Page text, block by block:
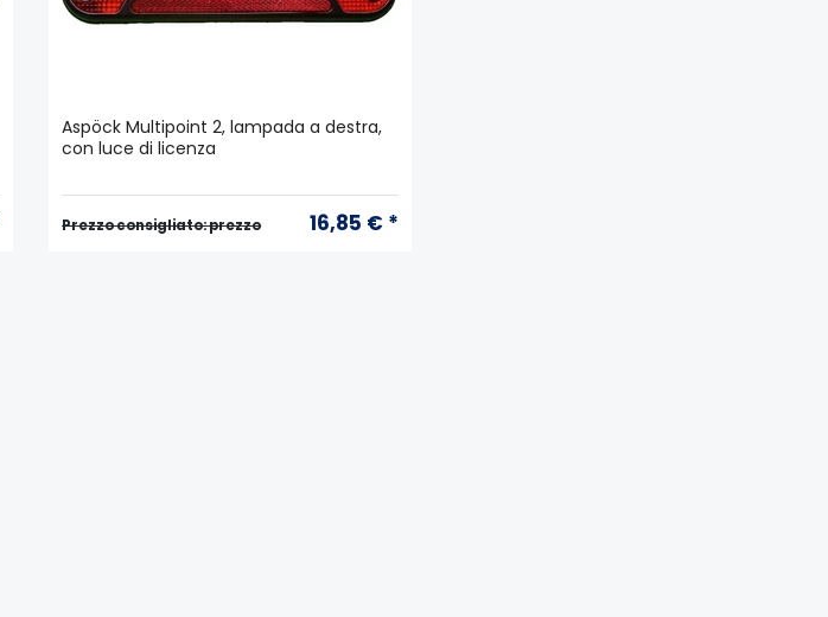
Aspöck Multipoint 2, lampada a destra,
con luce di licenza
Prezzo consigliato: prezzo 16,85 € *